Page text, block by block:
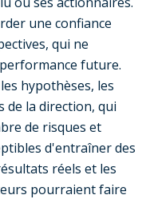
une confiance
qui ne
future.
hypothèses, les
de la direction, qui
de risques et
d'entraîner des
réels et les
pourraient faire